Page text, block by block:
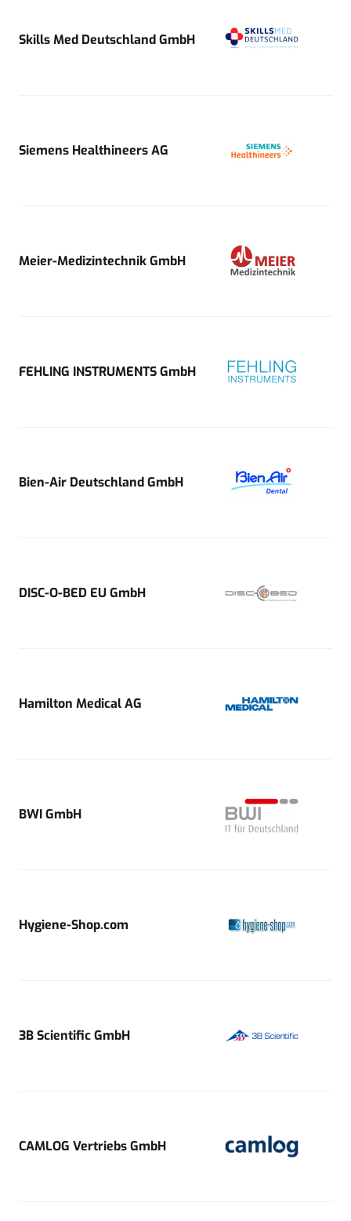
Skills Med Deutschland GmbH
Siemens Healthineers AG
Meier-Medizintechnik GmbH
FEHLING INSTRUMENTS GmbH
Bien-Air Deutschland GmbH
DISC-O-BED EU GmbH
Hamilton Medical AG
BWI GmbH
Hygiene-Shop.com
3B Scientific GmbH
CAMLOG Vertriebs GmbH